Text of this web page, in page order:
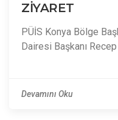
ZİYARET
PÜİS Konya Bölge
Dairesi Başkanı
Devamını Oku